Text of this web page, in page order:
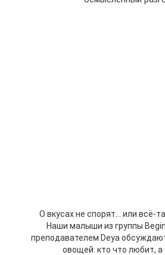
О вкусах не спорят… или всё-
Наши малыши из группы
преподавателем Deya
овощей: кто что любит, а